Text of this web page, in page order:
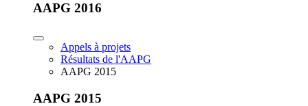
AAPG 2016
Appels à projets
Résultats de l'AAPG
AAPG 2015
AAPG 2015